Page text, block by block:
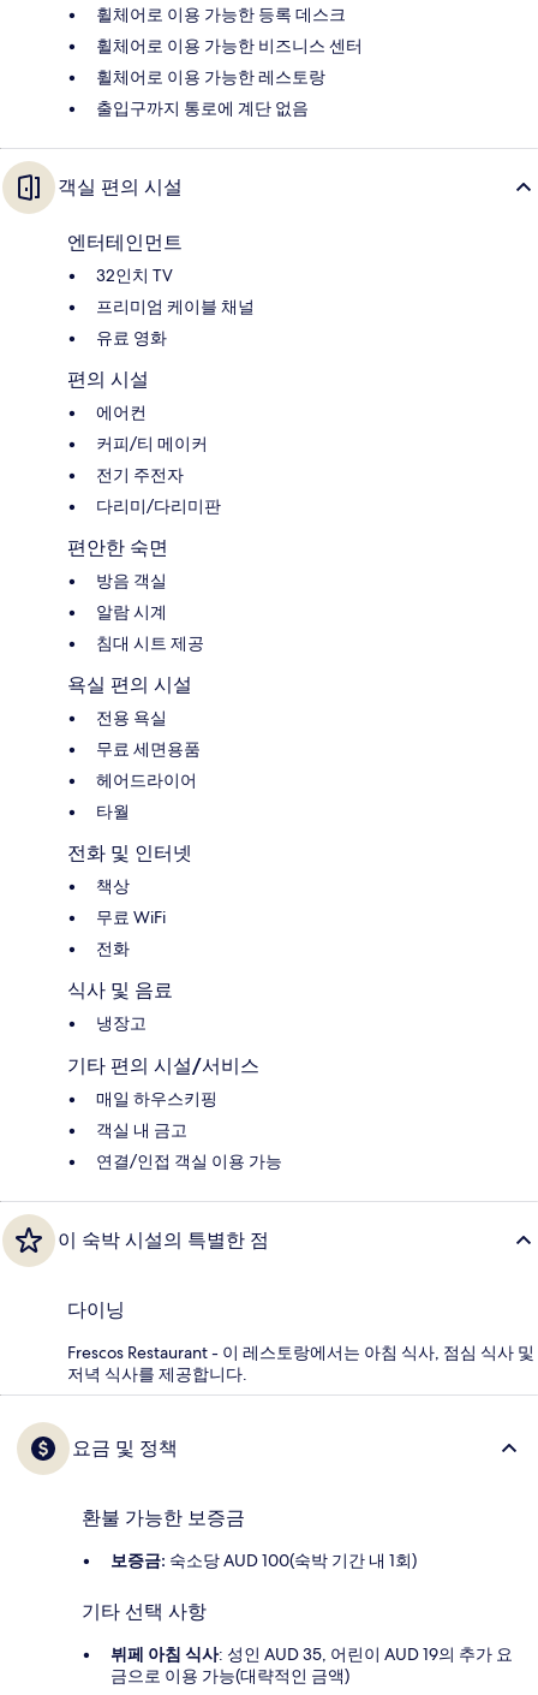
휠체어로 이용 가능한 등록 데스크
휠체어로 이용 가능한 비즈니스 센터
휠체어로 이용 가능한 레스토랑
출입구까지 통로에 계단 없음
객실 편의 시설
엔터테인먼트
32인치 TV
프리미엄 케이블 채널
유료 영화
편의 시설
에어컨
커피/티 메이커
전기 주전자
다리미/다리미판
편안한 숙면
방음 객실
알람 시계
침대 시트 제공
욕실 편의 시설
전용 욕실
무료 세면용품
헤어드라이어
타월
전화 및 인터넷
책상
무료 WiFi
전화
식사 및 음료
냉장고
기타 편의 시설/서비스
매일 하우스키핑
객실 내 금고
연결/인접 객실 이용 가능
이 숙박 시설의 특별한 점
다이닝
Frescos Restaurant - 이 레스토랑에서는 아침 식사, 점심 식사 및
저녁 식사를 제공합니다.
요금 및 정책
환불 가능한 보증금
보증금: 숙소당 AUD 100(숙박 기간 내 1회)
기타 선택 사항
뷔페 아침 식사: 성인 AUD 35, 어린이 AUD 19의 추가 요
금으로 이용 가능(대략적인 금액)